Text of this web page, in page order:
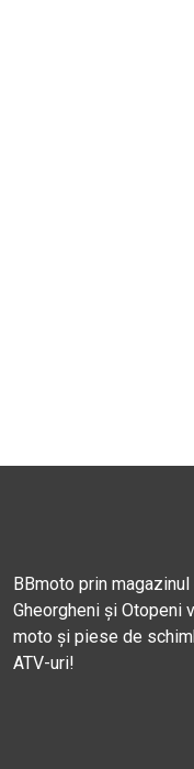
BBmoto prin
Gheorgheni și Otopeni
moto și piese de
ATV-uri!